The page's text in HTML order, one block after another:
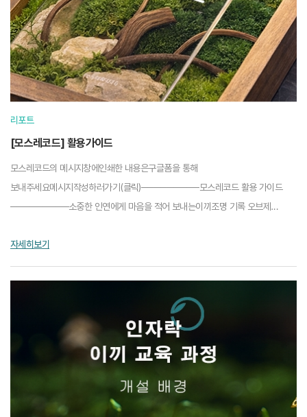
리포트
[모스레코드] 활용가이드
모스레코드의 메시지창에인쇄한 내용은구글폼을 통해
보내주세요메시지작성하러가기(클릭)─────────모스레코드 활용 가이드
─────────소중한 인연에게 마음을 적어 보내는이끼조명 기록 오브제
자세히보기